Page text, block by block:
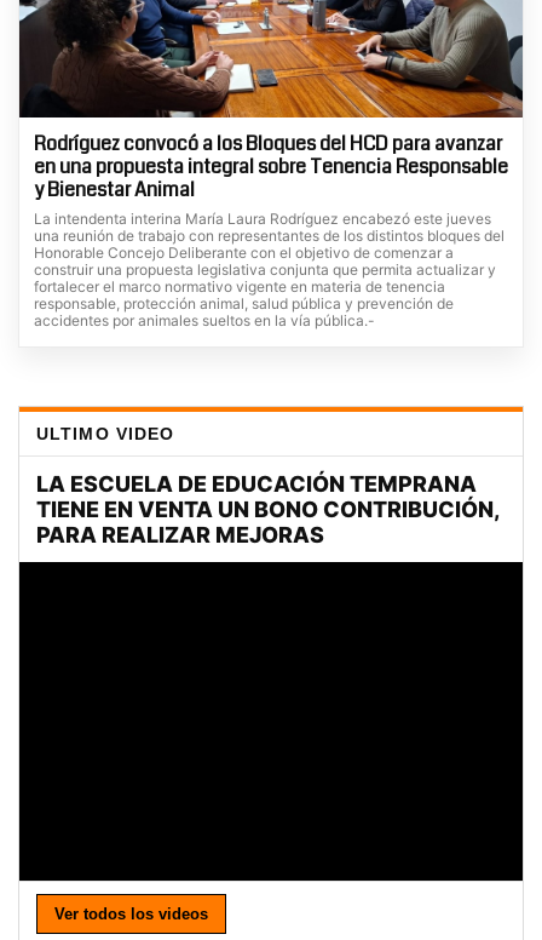
Rodríguez convocó a los Bloques del HCD para avanzar
en una propuesta integral sobre Tenencia Responsable
y Bienestar Animal
La intendenta interina María Laura Rodríguez encabezó este jueves
una reunión de trabajo con representantes de los distintos bloques del
Honorable Concejo Deliberante con el objetivo de comenzar a
construir una propuesta legislativa conjunta que permita actualizar y
fortalecer el marco normativo vigente en materia de tenencia
responsable, protección animal, salud pública y prevención de
accidentes por animales sueltos en la vía pública.-
ULTIMO VIDEO
Ver todos los videos